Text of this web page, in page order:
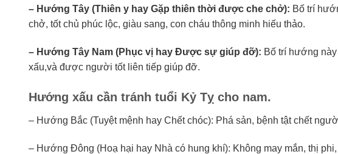
– Hướng Tây (Thiên y hay Gặp thiên thời được che chở): Bố trí
chở, tốt chủ phúc lộc, giàu sang, con cháu thông minh hiếu thảo.
– Hướng Tây Nam (Phục vị hay Được sự giúp đỡ): Bố trí hướng
xấu,và được người tốt liên tiếp giúp đỡ.
Hướng xấu cần tránh tuổi Kỷ Tỵ cho nam.
– Hướng Bắc (Tuyệt mệnh hay Chết chóc): Phá sản, bệnh tật chết
– Hướng Đông (Hoạ hại hay Nhà có hung khí): Không may mắn, thị phi,